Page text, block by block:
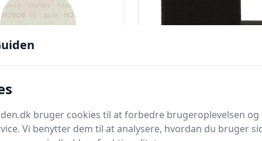
Grovfilter
bruger cookies til at forbedre brugeroplevelsen og
Vi benytter dem til at analysere, hvordan du bruger